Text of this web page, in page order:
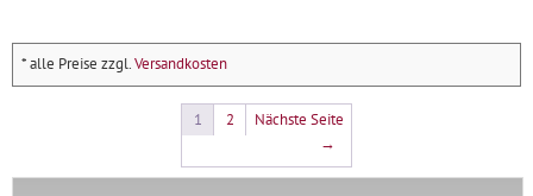
* alle Preise zzgl.Versandkosten
1 2
Nächste Seite
→